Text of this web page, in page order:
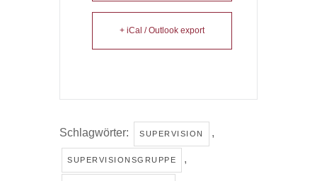
+ iCal / Outlook export
Schlagwörter: SUPERVISION ,
SUPERVISIONSGRUPPE ,